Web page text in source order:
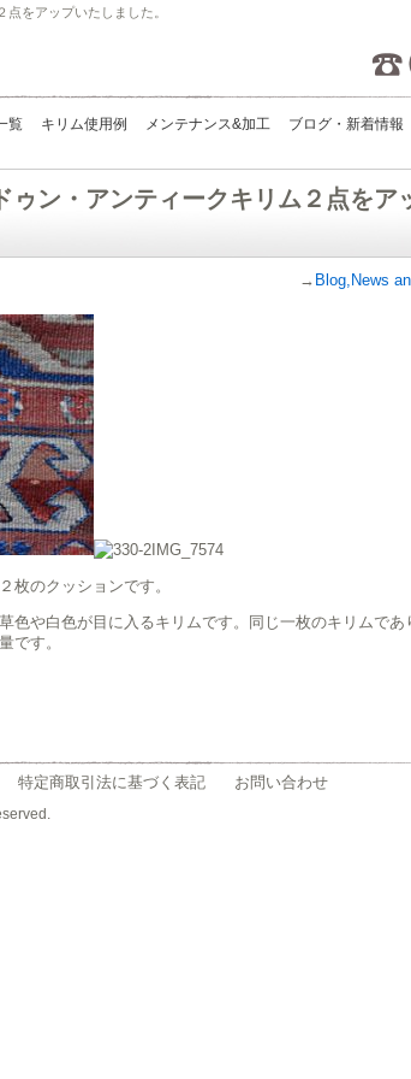
点をアップいたしました。
覧 キリム使用例 メンテナンス&加工 ブログ・新着情報
ゥン・アンティークキリム２点をア
→ Blog,News
枚のクッションです。
色や白色が目に入るキリムです。同じ一枚のキリムであ
です。
特定商取引法に基づく表記 お問い合わせ